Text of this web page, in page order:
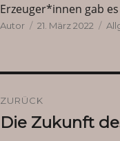
Erzeuger*innen gab
Autor
Autor
Veröffentlicht
21. März 2022
ZURÜCK
Vorheriger
Die Zukunft